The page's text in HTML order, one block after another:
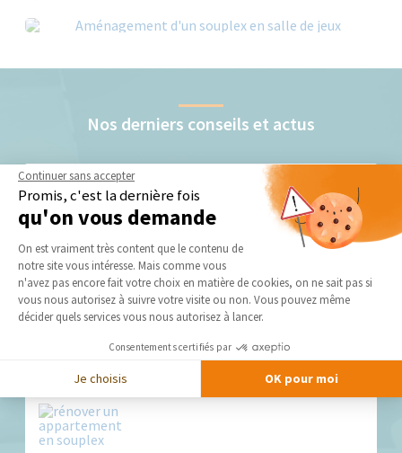
Nos derniers conseils et actus
Aménager une pièce en souplex : les pièges à
éviter !
Le concept de souplex, contraction astucieuse de « sous-
sol » et de «...
Continuer sans accepter
Promis, c'est la dernière fois
qu'on vous demande
Plateforme de Gestion du
On est vraiment très content que le contenu de
notre site vous intéresse. Mais comme vous
n'avez pas encore fait votre choix en matière de cookies, on ne sait pas si
vous nous autorisez à suivre votre visite ou non. Vous pouvez même
décider quels services vous nous autorisez à lancer.
Consentements certifiés par
Je choisis OK pour moi
Axeptio consent